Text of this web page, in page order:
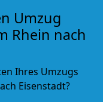
Umzug
Rhein nach
Ihres Umzugs
Eisenstadt?